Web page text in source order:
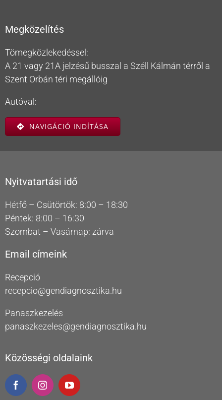
Megközelítés
Tömegközlekedéssel:
A 21 vagy 21A jelzésű busszal a Széll Kálmán térről a
Szent Orbán téri megállóig
Autóval:
NAVIGÁCIÓ INDÍTÁSA
Nyitvatartási idő
Hétfő – Csütörtök: 8:00 – 18:30
Péntek: 8:00 – 16:30
Szombat – Vasárnap: zárva
Email címeink
Recepció
recepcio@gendiagnosztika.hu
Panaszkezelés
panaszkezeles@gendiagnosztika.hu
Közösségi oldalaink